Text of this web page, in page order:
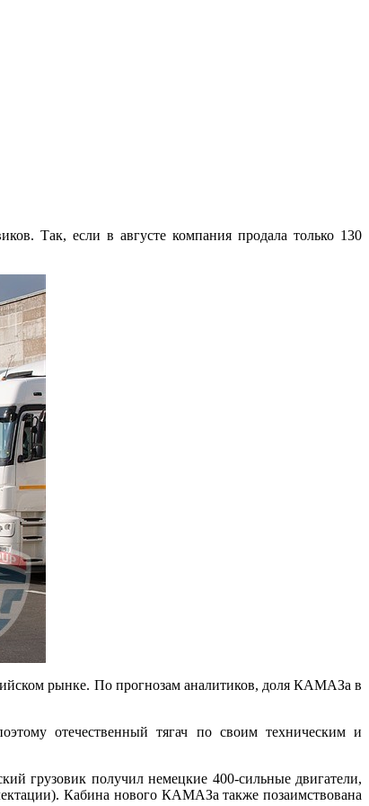
Так, если в августе компания продала только 130
рынке. По прогнозам аналитиков, доля КАМАЗа в
отечественный тягач по своим техническим и
грузовик получил немецкие 400-сильные двигатели,
Кабина нового КАМАЗа также позаимствована